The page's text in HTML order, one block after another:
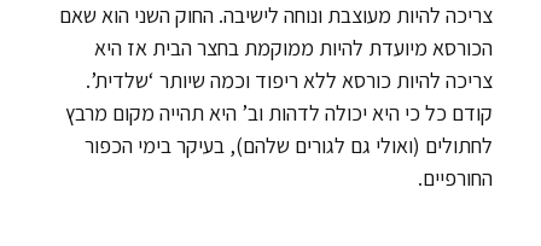
צריכה להיות מעוצבת ונוחה לישיבה. החוק השני הוא שאם
הכורסא מיועדת להיות ממוקמת בחצר הבית אז היא
צריכה להיות כורסא ללא ריפוד וכמה שיותר ‘שלדית’.
קודם כל כי היא יכולה לדהות וב’ היא תהייה מקום מרבץ
לחתולים (ואולי גם לגורים שלהם), בעיקר בימי הכפור
החורפיים.